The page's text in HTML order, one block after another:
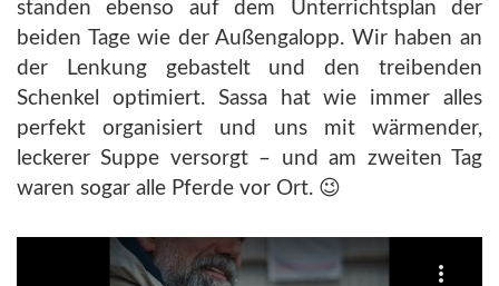
standen ebenso auf dem Unterrichtsplan der
beiden Tage wie der Außengalopp. Wir haben an
der Lenkung gebastelt und den treibenden
Schenkel optimiert. Sassa hat wie immer alles
perfekt organisiert und uns mit wärmender,
leckerer Suppe versorgt – und am zweiten Tag
waren sogar alle Pferde vor Ort. 😉